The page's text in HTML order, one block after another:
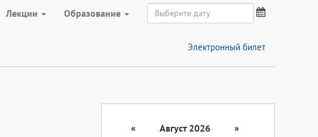
Лекции Образование
Электронный билет
« Август 2026
»